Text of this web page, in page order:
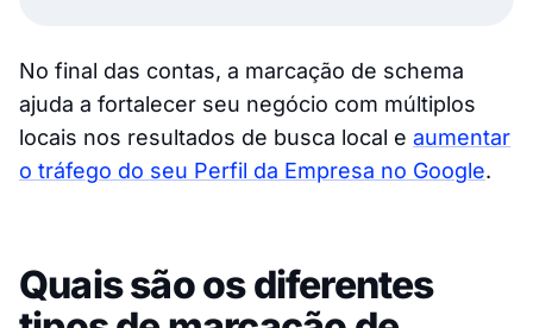
No final das contas, a marcação de schema
ajuda a fortalecer seu negócio com múltiplos
locais nos resultados de busca local e aumentar
o tráfego do seu Perfil da Empresa no Google.
Quais são os diferentes